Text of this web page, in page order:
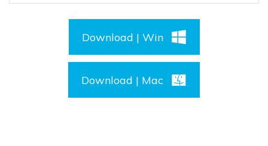
Download | Win
Download | Mac